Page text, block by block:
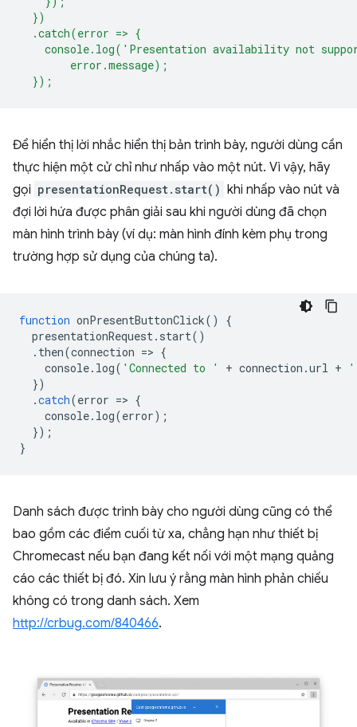
  })
  .catch(error => {
console.log('Presentation availability not
        error.message);
  });
Để hiển thị lời nhắc hiển thị bản trình bày, người dùng cần
thực hiện một cử chỉ như nhấp vào một nút. Vì vậy, hãy
gọi presentationRequest.start() khi nhấp vào nút và
đợi lời hứa được phân giải sau khi người dùng đã chọn
màn hình trình bày (ví dụ: màn hình đính kèm phụ trong
trường hợp sử dụng của chúng ta).
function onPresentButtonClick()
{
presentationRequest. start()
. then(connection => {
console. log( 'Connected to ' + connection .url +
})
.catch(error => {
console. log(error);
});
}
Danh sách được trình bày cho người dùng cũng có thể
bao gồm các điểm cuối từ xa, chẳng hạn như thiết bị
Chromecast nếu bạn đang kết nối với một mạng quảng
cáo các thiết bị đó. Xin lưu ý rằng màn hình phản chiếu
không có trong danh sách. Xem
http://crbug.com/840466.